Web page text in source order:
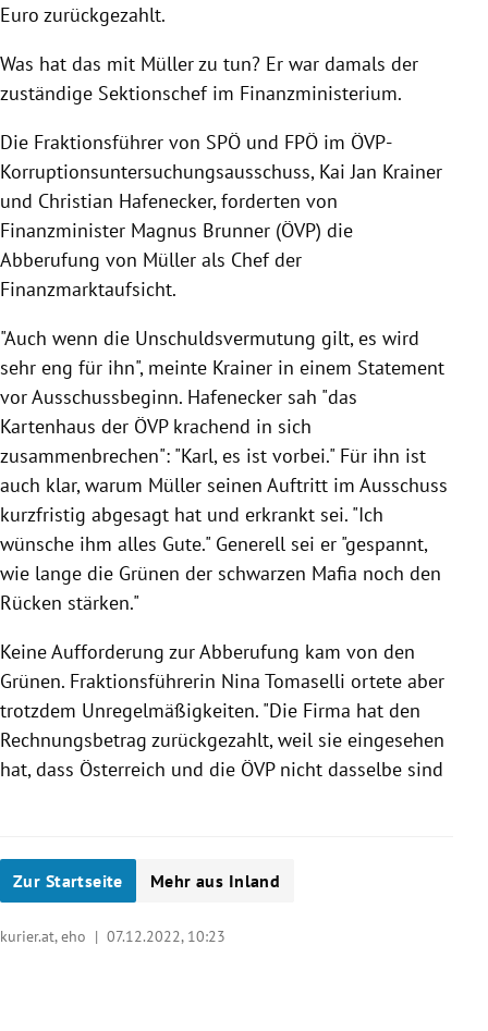
Euro zurückgezahlt.
Was hat das mit Müller zu tun? Er war damals der
zuständige Sektionschef im Finanzministerium.
Die Fraktionsführer von SPÖ und FPÖ im ÖVP-
Korruptionsuntersuchungsausschuss, Kai Jan Krainer
und Christian Hafenecker, forderten von
Finanzminister Magnus Brunner (ÖVP) die
Abberufung von Müller als Chef der
Finanzmarktaufsicht.
"Auch wenn die Unschuldsvermutung gilt, es wird
sehr eng für ihn", meinte Krainer in einem Statement
vor Ausschussbeginn. Hafenecker sah "das
Kartenhaus der ÖVP krachend in sich
zusammenbrechen": "Karl, es ist vorbei." Für ihn ist
auch klar, warum Müller seinen Auftritt im Ausschuss
kurzfristig abgesagt hat und erkrankt sei. "Ich
wünsche ihm alles Gute." Generell sei er "gespannt,
wie lange die Grünen der schwarzen Mafia noch den
Rücken stärken."
Keine Aufforderung zur Abberufung kam von den
Grünen. Fraktionsführerin Nina Tomaselli ortete aber
trotzdem Unregelmäßigkeiten. "Die Firma hat den
Rechnungsbetrag zurückgezahlt, weil sie eingesehen
hat, dass Österreich und die ÖVP nicht dasselbe sind
Zur Startseite Mehr aus Inland
kurier.at, eho | 07.12.2022, 10:23